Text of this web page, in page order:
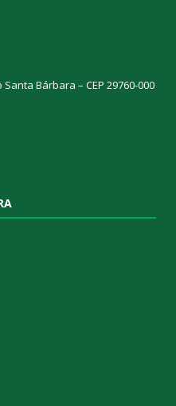
Bárbara – CEP 29760-000